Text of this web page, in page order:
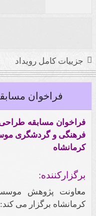
گلگشت
حمید
جزییات کامل رویداد
فراخوان
فراخوان مسابقه
فرهنگی و گردشگری
کرمانشاه
برگزارکننده:
معاونت پژوهش
کرمانشاه برگزار می کند: